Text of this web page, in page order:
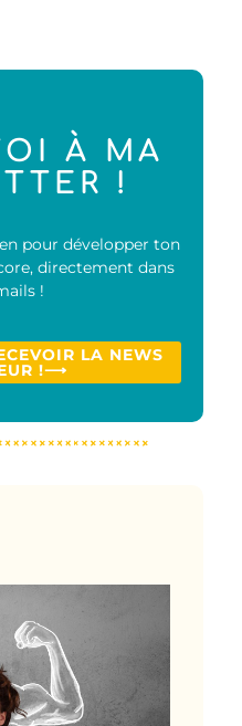
À MA
!
pour développer ton
directement dans
!
LA NEWS
!⟶